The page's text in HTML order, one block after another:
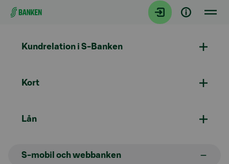
Gå direkt till innehållet
Kundrelation i S-Banken
Kort
Lån
S-mobil och webbanken